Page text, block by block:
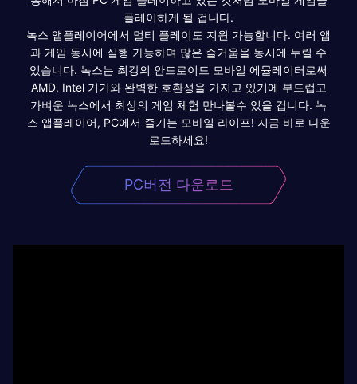
플레이하게 될 겁니다.
녹스 앱플레이어에서 멀티 플레이도 지원 가능합니다. 여러 앱
과 게임 동시에 실행 가능하며 많은 즐거움을 동시에 누릴 수
있습니다. 녹스는 최강의 안드로이드 모바일 에뮬레이터로써
AMD, Intel 기기와 완벽한 호환성을 가지고 있기에 부드럽고
가벼운 녹스에서 최상의 게임 체험 만나볼수 있을 겁니다. 녹
스 앱플레이어, PC에서 즐기는 모바일 라이프! 지금 바로 다운
로드하세요!
PC버전 다운로드